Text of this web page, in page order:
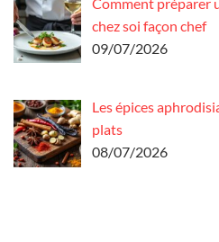
chez soi façon chef
09/07/2026
Les épices
plats
08/07/2026